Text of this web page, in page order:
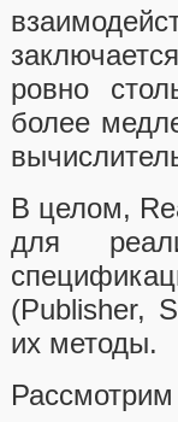
ровно
более
В целом,
для
(Publisher,
их методы.